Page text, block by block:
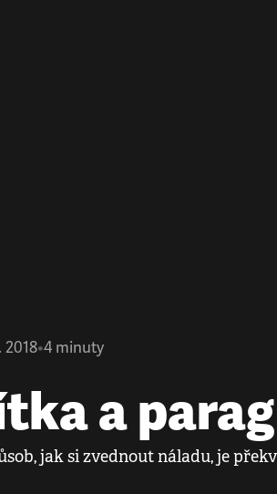
2018•4 minuty
a
jak si zvednout náladu, je